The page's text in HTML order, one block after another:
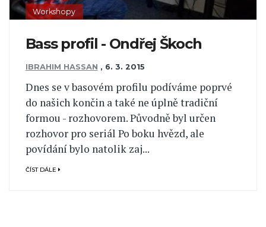
Workshopy
Bass profil - Ondřej Škoch
IBRAHIM HASSAN , 6. 3. 2015
Dnes se v basovém profilu podíváme poprvé
do našich končin a také ne úplně tradiční
formou - rozhovorem. Původně byl určen
rozhovor pro seriál Po boku hvězd, ale
povídání bylo natolik zaj...
ČÍST DÁLE